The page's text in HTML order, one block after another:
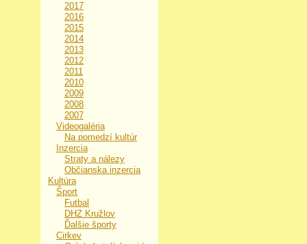
2017
2016
2015
2014
2013
2012
2011
2010
2009
2008
2007
Videogaléria
Na pomedzí kultúr
Inzercia
Straty a nálezy
Občianska inzercia
Kultúra
Šport
Futbal
DHZ Kružlov
Ďalšie športy
Cirkev